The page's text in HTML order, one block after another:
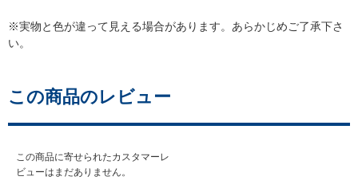
※実物と色が違って見える場合があります。あらかじめご了承下さ
い。
この商品のレビュー
この商品に寄せられたカスタマーレ
ビューはまだありません。